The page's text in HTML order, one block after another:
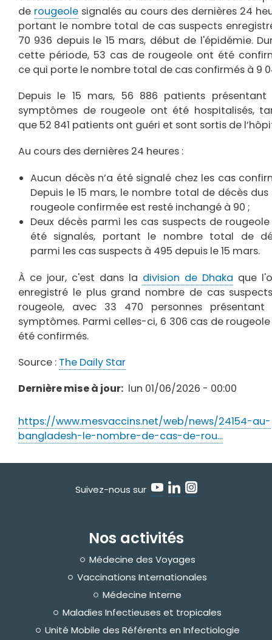
de rougeole signalés au cours des dernières 24
portant le nombre total de cas suspects
70 936 depuis le 15 mars, début de l'épidémie.
cette période, 53 cas de rougeole ont été
ce qui porte le nombre total de cas confirmés à 9
Depuis le 15 mars, 56 886 patients présentant
symptômes de rougeole ont été hospitalisés,
que 52 841 patients ont guéri et sont sortis de
Au cours des dernières 24 heures :
Aucun décès n’a été signalé chez les cas
Depuis le 15 mars, le nombre total de décès dus
rougeole confirmée est resté inchangé à 90 ;
Deux décès parmi les cas suspects de
été signalés, portant le nombre total de
parmi les cas suspects à 495 depuis le 15 mars.
À ce jour, c'est dans la division de Dhaka que
enregistré le plus grand nombre de cas
rougeole, avec 33 470 personnes présentant
symptômes. Parmi celles-ci, 6 306 cas de
été confirmés.
Source : The Daily Star
Dernière mise à jour lun 01/06/2026 - 00:00
https://www.mesvaccins.net/web/news/24154-au-
bangladesh-le-nombre-de-cas-de-rou…
Suivez-nous sur
Nos activités
Médecine des Voyages
Vaccinations Internationales
Médecine Interne
Maladies Infectieuses et tropicales
Unité Mobile des Référents en Infectiologie